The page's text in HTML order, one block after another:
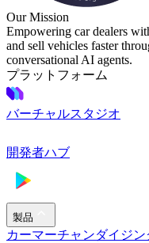
Our Mission
Empowering car dealers
and sell vehicles faster
conversational AI agents.
プラットフォーム
バーチャルスタジオ
開発者ハブ
製品
カーマーチャンダイジン